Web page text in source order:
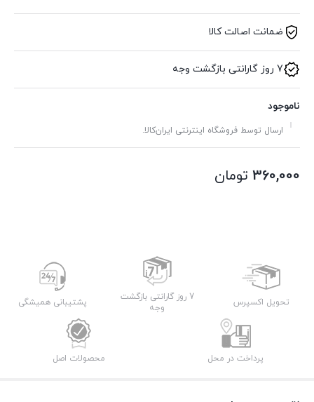
ضمانت اصالت کالا
7 روز گارانتی بازگشت وجه
ناموجود
ارسال توسط فروشگاه اینترنتی ایران‌کالا.
360,000 تومان
تحویل اکسپرس
7 روز گارانتی بازگشت
وجه
پشتیبانی همیشگی
پرداخت در محل محصولات اصل